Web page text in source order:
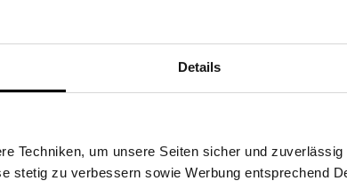
Details
Techniken, um unsere Seiten sicher und
stetig zu verbessern sowie Werbung entsprechend
Region und spende ab dem 03.08. für gemeinnützige
du an der Kasse auf den nächsten 10 ct Betrag
Verein du in deiner Region unterstützen kannst findest